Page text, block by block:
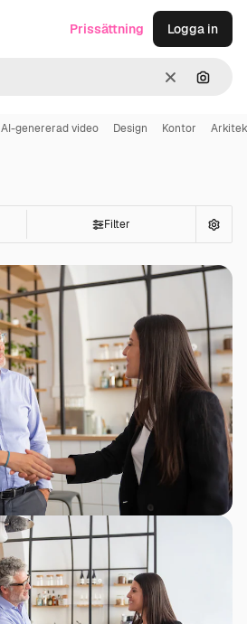
RensaSök
Prissättning Logga in
AI-genererad video Design Kontor
Filter